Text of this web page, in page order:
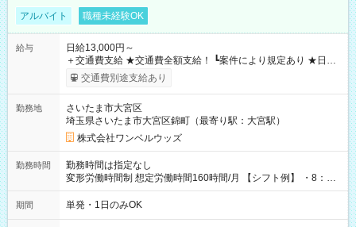
アルバイト 職種未経験OK
給与
日給13,000円～
＋交通費支給 ★交通費全額支給！ ┗案件により規定あり ★日払
いOK！（規定あり） ┗働いたその日に現金GET♪ お仕事後はコ
ンビニATMから 日払い分を引き落とせます！ 【試用期間】試
交通費別途支給あり
勤務地
さいたま市大宮区
埼玉県さいたま市大宮区錦町（最寄り駅：大宮駅）
株式会社ワンベルウッズ
勤務時間
勤務時間は指定なし
変形労働時間制 想定労働時間160時間/月 【シフト例】 ・8：00
～21：00
期間 単発・1日のみOK